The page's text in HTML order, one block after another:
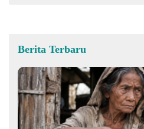
Berita Terbaru